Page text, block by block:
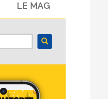
LE MAG